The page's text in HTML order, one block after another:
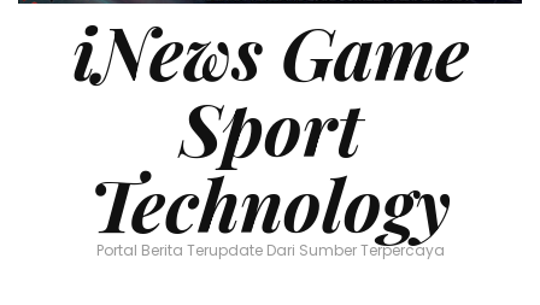
iNews Game
Sport
Technology
Portal Berita Terupdate Dari Sumber Terpercaya